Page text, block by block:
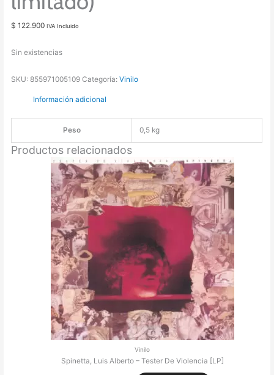
$ 122.900 IVA Incluido
Sin existencias
SKU:855971005109 Categoría:Vinilo
Información adicional
Peso 0,5 kg
Productos relacionados
Vinilo
Spinetta, Luis Alberto – Tester De Violencia [LP]